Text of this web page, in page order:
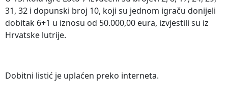
31, 32 i dopunski broj 10, koji su jednom igraču donijeli
dobitak 6+1 u iznosu od 50.000,00 eura, izvjestili su iz
Hrvatske lutrije.
Dobitni listić je uplaćen preko interneta.